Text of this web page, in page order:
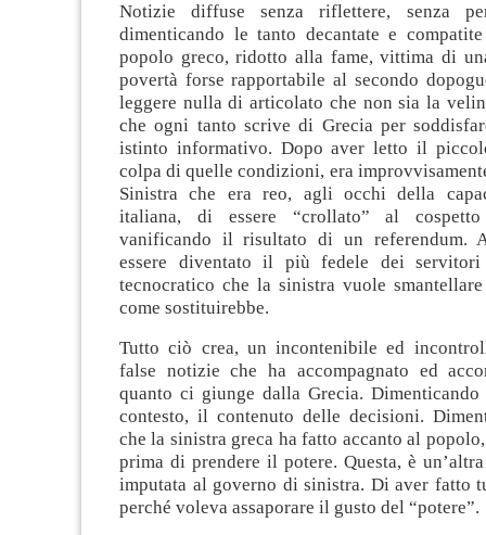
Notizie diffuse senza riflettere, senza
dimenticando le tanto decantate e
popolo greco, ridotto alla fame, vittima di
povertà forse rapportabile al secondo
leggere nulla di articolato che non sia la
che ogni tanto scrive di Grecia per
istinto informativo. Dopo aver letto il
colpa di quelle condizioni, era
Sinistra che era reo, agli occhi della
italiana, di essere “crollato” al
vanificando il risultato di un referendum.
essere diventato il più fedele dei
tecnocratico che la sinistra vuole
come sostituirebbe.
Tutto ciò crea, un incontenibile ed
false notizie che ha accompagnato ed
quanto ci giunge dalla Grecia.
contesto, il contenuto delle decisioni.
che la sinistra greca ha fatto accanto al
prima di prendere il potere. Questa, è
imputata al governo di sinistra. Di aver fatto
perché voleva assaporare il gusto del “potere”.